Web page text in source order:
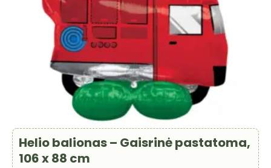
Helio balionas – Gaisrinė pastatoma,
106 x 88 cm